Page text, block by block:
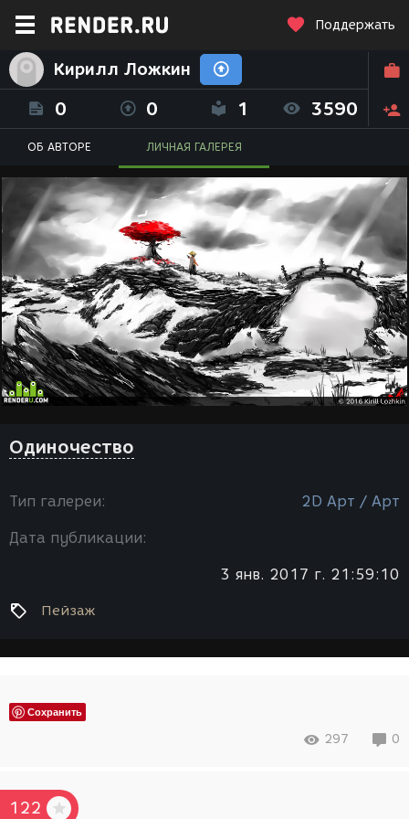
Поддержать
Кирилл Ложкин
0 0 1 3590
ОБ АВТОРЕ ЛИЧНАЯ ГАЛЕРЕЯ
Одиночество
Тип галереи: 2D Арт / Арт
Дата публикации:
3 янв. 2017 г. 21:59:10
Пейзаж
Сохранить
297 0
122